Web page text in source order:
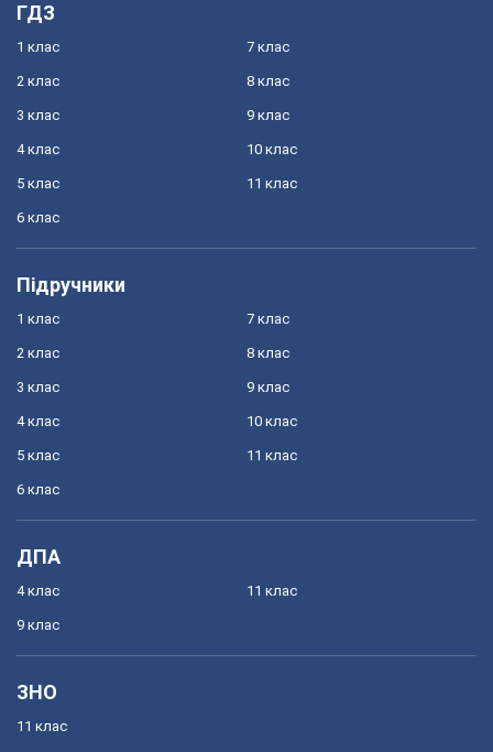
ГДЗ
1 клас
2 клас
3 клас
4 клас
5 клас
6 клас
7 клас
8 клас
9 клас
10 клас
11 клас
Підручники
1 клас
2 клас
3 клас
4 клас
5 клас
6 клас
7 клас
8 клас
9 клас
10 клас
11 клас
ДПА
4 клас
9 клас
11 клас
ЗНО
11 клас